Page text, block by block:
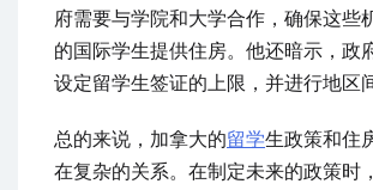
府需要与学院和大学合作，确保这些
的国际学生提供住房。他还暗示，政
设定留学生签证的上限，并进行地区
总的来说，加拿大的留学生政策和住
在复杂的关系。在制定未来的政策时